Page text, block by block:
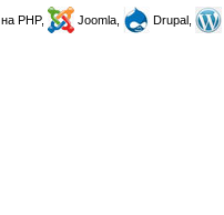
PHP, Joomla, Drupal,